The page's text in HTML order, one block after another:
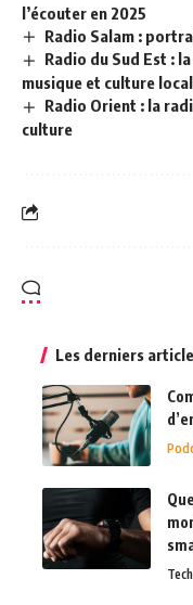
l’écouter en 2025
Radio Salam :
Radio du Sud Est :
musique et culture
Radio Orient : la
culture
Les derniers
Tech